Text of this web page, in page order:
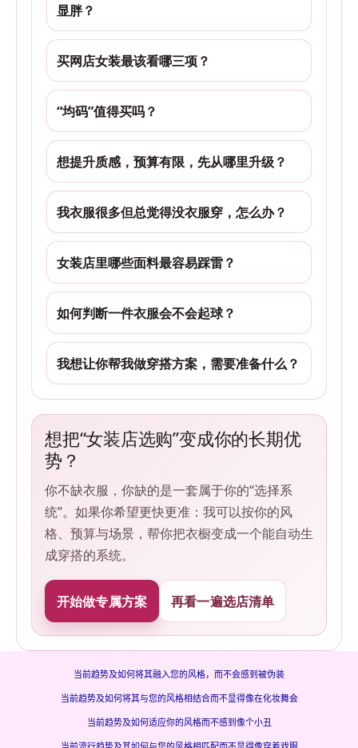
显胖？
买网店女装最该看哪三项？
“均码”值得买吗？
想提升质感，预算有限，先从哪里升级？
我衣服很多但总觉得没衣服穿，怎么办？
女装店里哪些面料最容易踩雷？
如何判断一件衣服会不会起球？
我想让你帮我做穿搭方案，需要准备什么？
想把“女装店选购”变成你的长期优
势？
你不缺衣服，你缺的是一套属于你的“选择系
统”。如果你希望更快更准：我可以按你的风
格、预算与场景，帮你把衣橱变成一个能自动生
成穿搭的系统。
开始做专属方案 再看一遍选店清单
当前趋势及如何将其融入您的风格，而不会感到被伪装
当前趋势及如何将其与您的风格相结合而不显得像在化妆舞会
当前趋势及如何适应你的风格而不感到像个小丑